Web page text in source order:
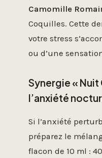
Camomille
Coquilles. Cette
votre stress
ou d’une
Synergie «
l’anxiété
Si l’anxiété
préparez le
flacon de 10 ml :